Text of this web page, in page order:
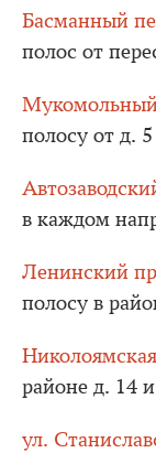
Басманный
полос от
полосу от д.
в каждом
Ленинский
полосу в
районе д. 14
ул.